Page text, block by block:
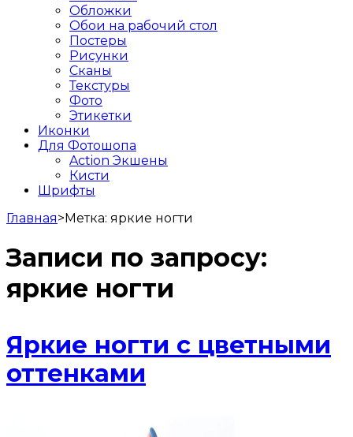
Обложки
Обои на рабочий стол
Постеры
Рисунки
Сканы
Текстуры
Фото
Этикетки
Иконки
Для Фотошопа
Action Экшены
Кисти
Шрифты
Главная>Метка: яркие ногти
Записи по запросу:
яркие ногти
Яркие ногти с цветными
оттенками